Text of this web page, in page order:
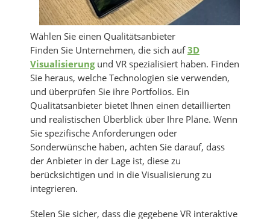
Wählen Sie einen Qualitätsanbieter
Finden Sie Unternehmen, die sich auf3D
Visualisierungund VR spezialisiert haben. Finden
Sie heraus, welche Technologien sie verwenden,
und überprüfen Sie ihre Portfolios. Ein
Qualitätsanbieter bietet Ihnen einen detaillierten
und realistischen Überblick über Ihre Pläne. Wenn
Sie spezifische Anforderungen oder
Sonderwünsche haben, achten Sie darauf, dass
der Anbieter in der Lage ist, diese zu
berücksichtigen und in die Visualisierung zu
integrieren.
Stelen Sie sicher, dass die gegebene VR interaktive